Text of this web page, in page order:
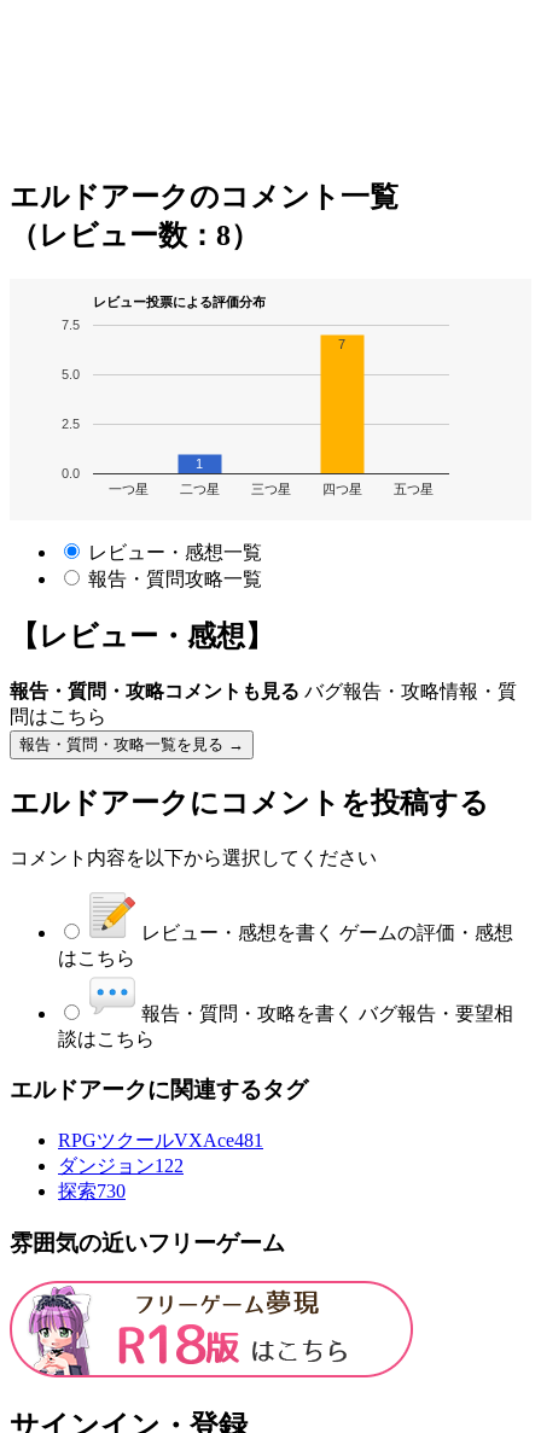
エルドアークのコメント一覧
（レビュー数：8）
レビュー投票による評価分布
一つ星 二つ星 三つ星 四つ星 五つ星
0.0
2.5
5.0
7.5
1
7
レビュー・感想一覧
報告・質問攻略一覧
【レビュー・感想】
報告・質問・攻略コメントも見る バグ報告・攻略情報・質
問はこちら
報告・質問・攻略一覧を見る →
エルドアーク にコメントを投稿する
コメント内容を以下から選択してください
レビュー・感想を書く ゲームの評価・感想
はこちら
報告・質問・攻略を書く バグ報告・要望相
談はこちら
エルドアークに関連するタグ
RPGツクールVXAce481
ダンジョン122
探索730
雰囲気の近いフリーゲーム
サインイン・登録